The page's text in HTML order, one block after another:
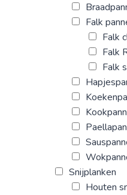
Falk
Falk
Falk
Falk
Snijplanken
Houten